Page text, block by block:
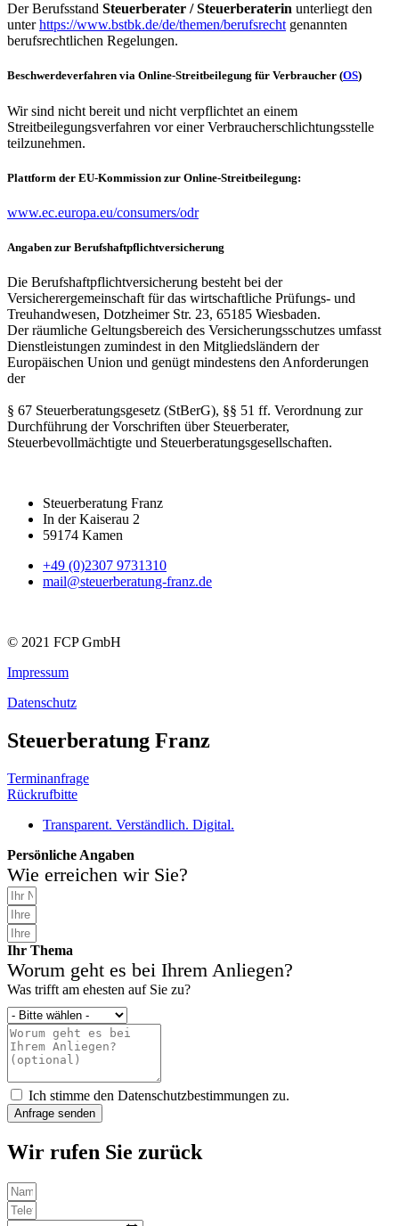
Der Berufsstand Steuerberater / Steuerberaterin unterliegt den
unterhttps://www.bstbk.de/de/themen/berufsrecht genannten
berufsrechtlichen Regelungen.
Beschwerdeverfahren via Online-Streitbeilegung für Verbraucher (OS)
Wir sind nicht bereit und nicht verpflichtet an einem
Streitbeilegungsverfahren vor einer Verbraucherschlichtungsstelle
teilzunehmen.
Plattform der EU-Kommission zur Online-Streitbeilegung:
www.ec.europa.eu/consumers/odr
Angaben zur Berufshaftpflichtversicherung
Die Berufshaftpflichtversicherung besteht bei der
Versicherergemeinschaft für das wirtschaftliche Prüfungs- und
Treuhandwesen, Dotzheimer Str. 23, 65185 Wiesbaden.
Der räumliche Geltungsbereich des Versicherungsschutzes umfasst
Dienstleistungen zumindest in den Mitgliedsländern der
Europäischen Union und genügt mindestens den Anforderungen
der
§ 67 Steuerberatungsgesetz (StBerG), §§ 51 ff. Verordnung zur
Durchführung der Vorschriften über Steuerberater,
Steuerbevollmächtigte und Steuerberatungsgesellschaften.
Steuerberatung Franz
In der Kaiserau 2
59174 Kamen
+49 (0)2307 9731310
mail@steuerberatung-franz.de
© 2021 FCP GmbH
Impressum
Datenschutz
Steuerberatung Franz
Terminanfrage
Rückrufbitte
Transparent. Verständlich. Digital.
Persönliche Angaben
Wie erreichen wir Sie?
Ihr Thema
Worum geht es bei Ihrem Anliegen?
Was trifft am ehesten auf Sie zu?
Ich stimme den Datenschutzbestimmungen zu.
Anfrage senden
Wir rufen Sie zurück